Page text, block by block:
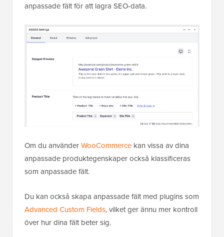
anpassade fält för att lagra SEO-data.
Om du använderWooCommerce kan vissa av dina
anpassade produktegenskaper också klassificeras
som anpassade fält.
Du kan också skapa anpassade fält med plugins som
Advanced Custom Fields, vilket ger ännu mer kontroll
över hur dina fält beter sig.